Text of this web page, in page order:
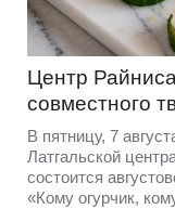
Центр
совместного
В пятницу, 7
Латгальской
состоится
«Кому огурчик,